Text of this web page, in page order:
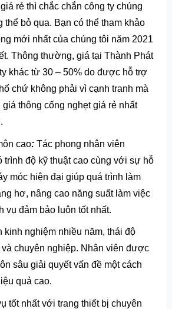
rẻ thì chắc chắn công ty chúng
thể bỏ qua. Bạn có thể tham khảo
mới nhất của chúng tôi năm 2021
Thông thường, giá tại Thành Phát
khác từ 30 – 50% do được hỗ trợ
chứ không phải vì cạnh tranh mà
thông cống nghẹt giá rẻ nhất
cao: Tác phong nhân viên
trình độ kỹ thuật cao cùng với sự hỗ
móc hiện đại giúp quá trình làm
hơ, nâng cao năng suất làm việc
vụ đảm bảo luôn tốt nhất.
kinh nghiệm nhiều năm, thái độ
và chuyên nghiệp. Nhân viên được
sâu giải quyết vấn đề một cách
quả cao.
tốt nhất với trang thiết bị chuyên